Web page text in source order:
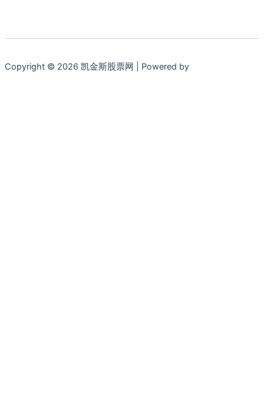
Copyright © 2026 凯金斯股票网 | Powered by